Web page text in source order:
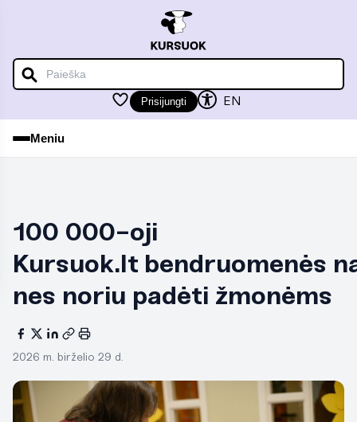
Prisijungti EN
Meniu
100 000-oji
Kursuok.lt bendruomenės
nes noriu padėti žmonėms
2026 m. birželio 29 d.